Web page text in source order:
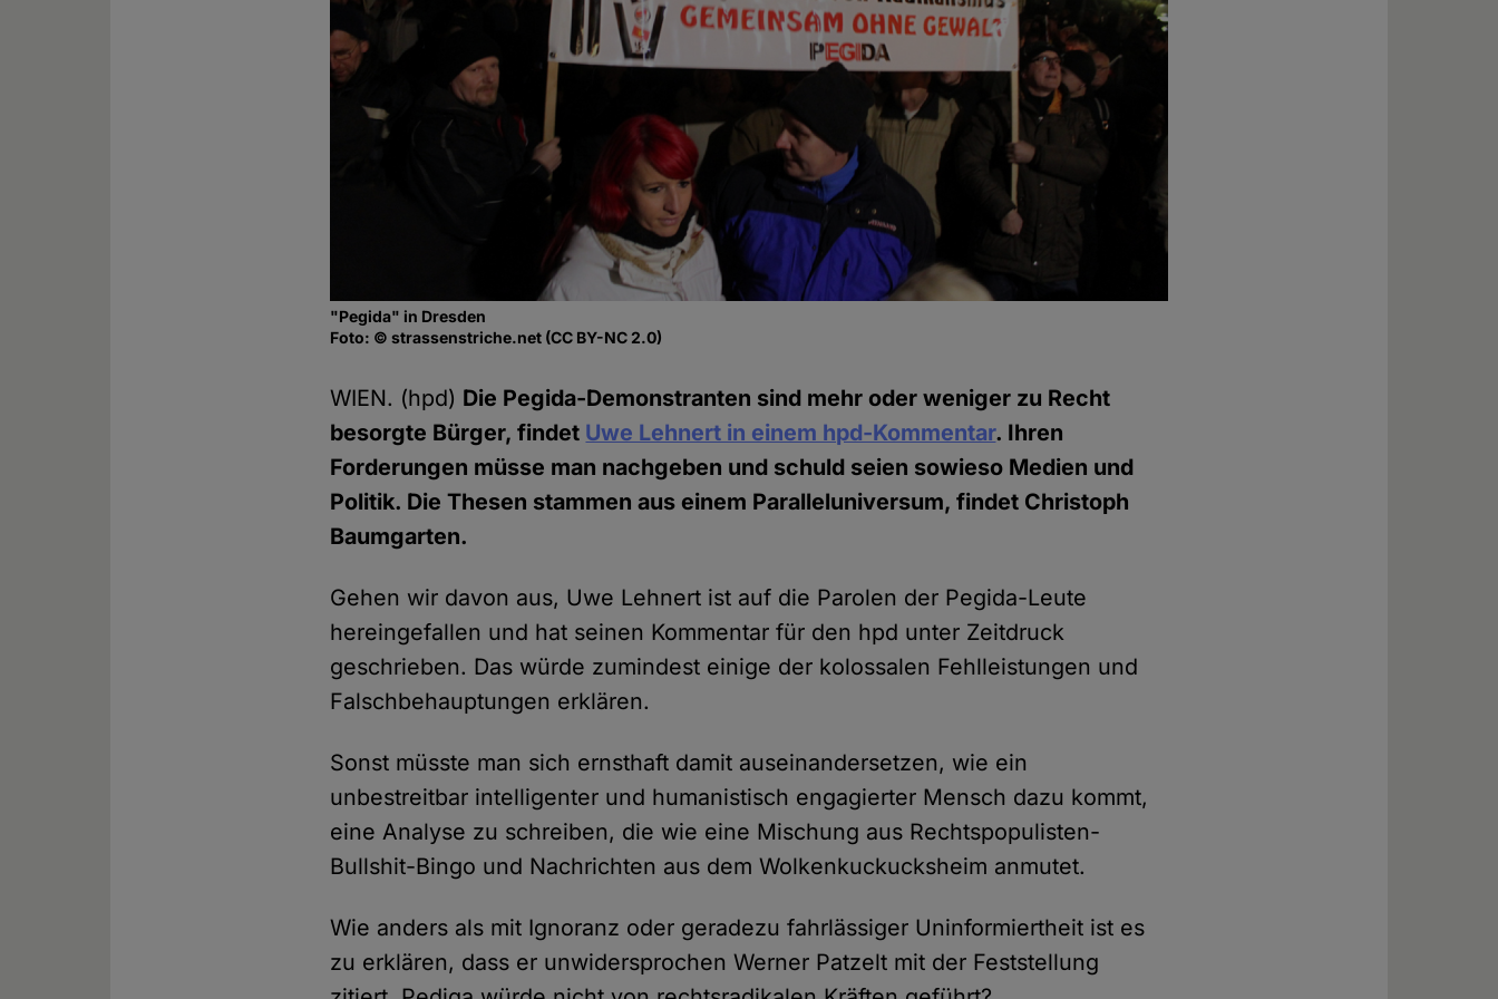
"Pegida" in Dresden
Foto: © strassenstriche.net (CC BY-NC 2.0)
WIEN. (hpd) Die Pegida-Demonstranten sind mehr oder weniger zu Recht
besorgte Bürger, findet Uwe Lehnert in einem hpd-Kommentar. Ihren
Forderungen müsse man nachgeben und schuld seien sowieso Medien und
Politik. Die Thesen stammen aus einem Paralleluniversum, findet Christoph
Baumgarten.
Gehen wir davon aus, Uwe Lehnert ist auf die Parolen der Pegida-Leute
hereingefallen und hat seinen Kommentar für den hpd unter Zeitdruck
geschrieben. Das würde zumindest einige der kolossalen Fehlleistungen und
Falschbehauptungen erklären.
Sonst müsste man sich ernsthaft damit auseinandersetzen, wie ein
unbestreitbar intelligenter und humanistisch engagierter Mensch dazu kommt,
eine Analyse zu schreiben, die wie eine Mischung aus Rechtspopulisten-
Bullshit-Bingo und Nachrichten aus dem Wolkenkuckucksheim anmutet.
Wie anders als mit Ignoranz oder geradezu fahrlässiger Uninformiertheit ist es
zu erklären, dass er unwidersprochen Werner Patzelt mit der Feststellung